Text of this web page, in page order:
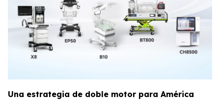
Una estrategia de doble motor para América